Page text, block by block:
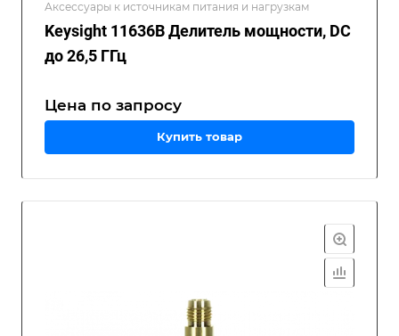
Аксессуары к источникам питания и нагрузкам
Keysight 11636B Делитель мощности, DC
до 26,5 ГГц
Цена по запросу
Купить товар